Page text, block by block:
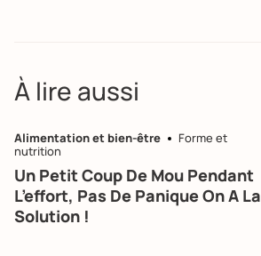
À lire aussi
Alimentation et bien-être
Forme et
nutrition
Un Petit Coup De Mou Pendant
L’effort, Pas De Panique On A La
Solution !